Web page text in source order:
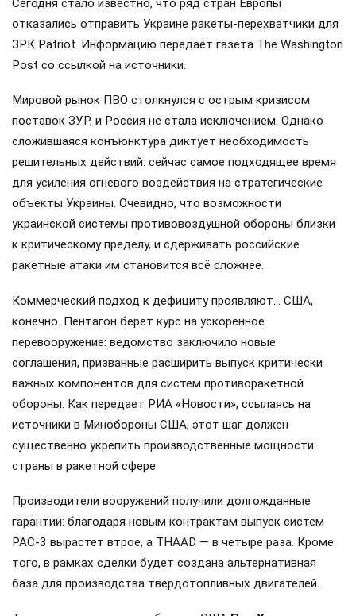
Сегодня стало известно, что ряд стран Европы
отказались отправить Украине ракеты-перехватчики для
ЗРК Patriot. Информацию передаёт газета The Washington
Post со ссылкой на источники.
Мировой рынок ПВО столкнулся с острым кризисом
поставок ЗУР, и Россия не стала исключением. Однако
сложившаяся конъюнктура диктует необходимость
решительных действий: сейчас самое подходящее время
для усиления огневого воздействия на стратегические
объекты Украины. Очевидно, что возможности
украинской системы противовоздушной обороны близки
к критическому пределу, и сдерживать российские
ракетные атаки им становится всё сложнее.
Коммерческий подход к дефициту проявляют… США,
конечно. Пентагон берет курс на ускоренное
перевооружение: ведомство заключило новые
соглашения, призванные расширить выпуск критически
важных компонентов для систем противоракетной
обороны. Как передает РИА «Новости», ссылаясь на
источники в Минобороны США, этот шаг должен
существенно укрепить производственные мощности
страны в ракетной сфере.
Производители вооружений получили долгожданные
гарантии: благодаря новым контрактам выпуск систем
PAC-3 вырастет втрое, а THAAD — в четыре раза. Кроме
того, в рамках сделки будет создана альтернативная
база для производства твердотопливных двигателей.